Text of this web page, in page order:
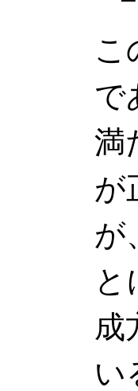
こ
で
満
が
が
と
成
い